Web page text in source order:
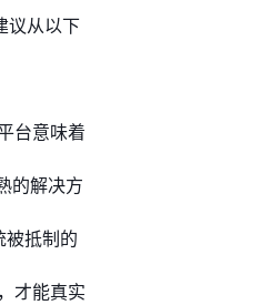
议从以下
台意味着
的解决方
被抵制的
才能真实